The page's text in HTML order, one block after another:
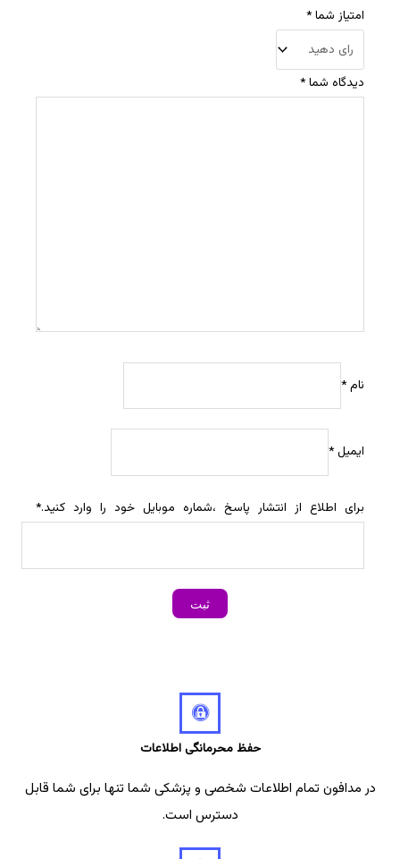
امتیاز شما*
دیدگاه شما*
نام*
ایمیل*
برای اطلاع از انتشار پاسخ ،شماره موبایل خود را وارد کنید.*
حفظ محرمانگی اطلاعات
در مدافون تمام اطلاعات شخصی و پزشکی شما تنها برای شما قابل
دسترس است.